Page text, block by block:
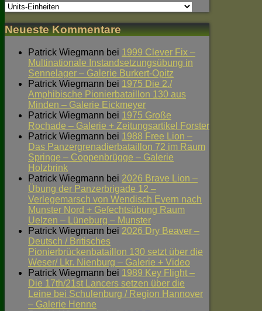
Neueste Kommentare
Patrick Wiegmann bei 1999 Clever Fix –
Multinationale Instandsetzungsübung in
Sennelager – Galerie Burkert-Opitz
Patrick Wiegmann bei 1975 Die 2./
Amphibische Pionierbataillon 130 aus
Minden – Galerie Eickmeyer
Patrick Wiegmann bei 1975 Große
Rochade – Galerie + Zeitungsartikel Forster
Patrick Wiegmann bei 1988 Free Lion –
Das Panzergrenadierbataillon 72 im Raum
Springe – Coppenbrügge – Galerie
Holzbrink
Patrick Wiegmann bei 2026 Brave Lion –
Übung der Panzerbrigade 12 –
Verlegemarsch von Wendisch Evern nach
Munster Nord + Gefechtsübung Raum
Uelzen – Lüneburg – Munster
Patrick Wiegmann bei 2026 Dry Beaver –
Deutsch / Britisches
Pionierbrückenbataillon 130 setzt über die
Weser/ Lkr. Nienburg – Galerie + Video
Patrick Wiegmann bei 1989 Key Flight –
Die 17th/21st Lancers setzen über die
Leine bei Schulenburg / Region Hannover
– Galerie Henne